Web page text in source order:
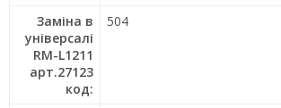
Заміна в
універсалі
RM-L1211
арт.27123
код:
504